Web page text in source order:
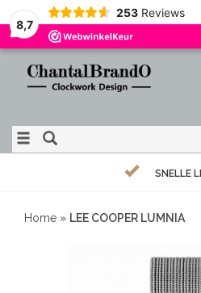
8,7
253 Reviews
SNELLE
Home » LEE COOPER LUMNIA